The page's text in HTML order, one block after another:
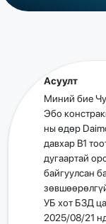
Асуулт
Миний бие
Эбо
ны өдөр
давхар B1
дугаартай
байгуулсан
УБ хот БЗД
2025/08/21